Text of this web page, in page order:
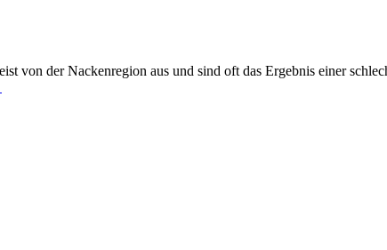
von der Nackenregion aus und sind oft das Ergebnis einer